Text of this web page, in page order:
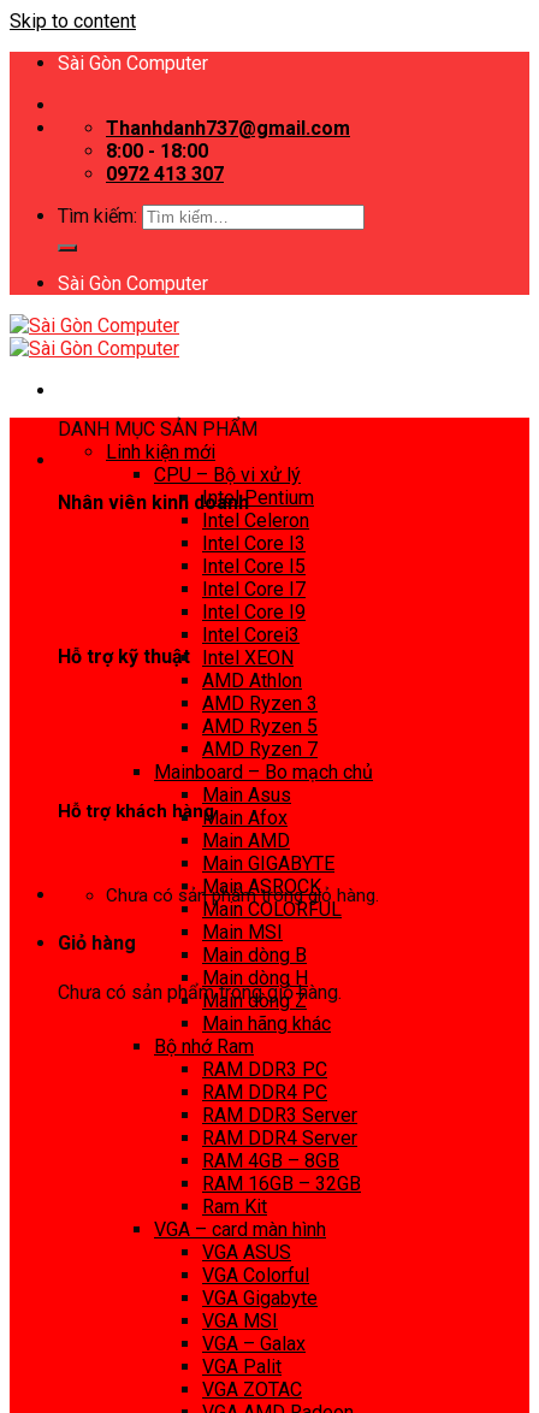
Skip to content
Sài Gòn Computer
Thanhdanh737@gmail.com
8:00 - 18:00
0972 413 307
Tìm kiếm:
Sài Gòn Computer
Nhân viên kinh doanh
Hỗ trợ kỹ thuật
Hỗ trợ khách hàng
Chưa có sản phẩm trong giỏ hàng.
Giỏ hàng
Chưa có sản phẩm trong giỏ hàng.
DANH MỤC SẢN PHẨM
Linh kiện mới
CPU – Bộ vi xử lý
Intel Pentium
Intel Celeron
Intel Core I3
Intel Core I5
Intel Core I7
Intel Core I9
Intel Corei3
Intel XEON
AMD Athlon
AMD Ryzen 3
AMD Ryzen 5
AMD Ryzen 7
Mainboard – Bo mạch chủ
Main Asus
Main Afox
Main AMD
Main GIGABYTE
Main ASROCK
Main COLORFUL
Main MSI
Main dòng B
Main dòng H
Main dòng Z
Main hãng khác
Bộ nhớ Ram
RAM DDR3 PC
RAM DDR4 PC
RAM DDR3 Server
RAM DDR4 Server
RAM 4GB – 8GB
RAM 16GB – 32GB
Ram Kit
VGA – card màn hình
VGA ASUS
VGA Colorful
VGA Gigabyte
VGA MSI
VGA – Galax
VGA Palit
VGA ZOTAC